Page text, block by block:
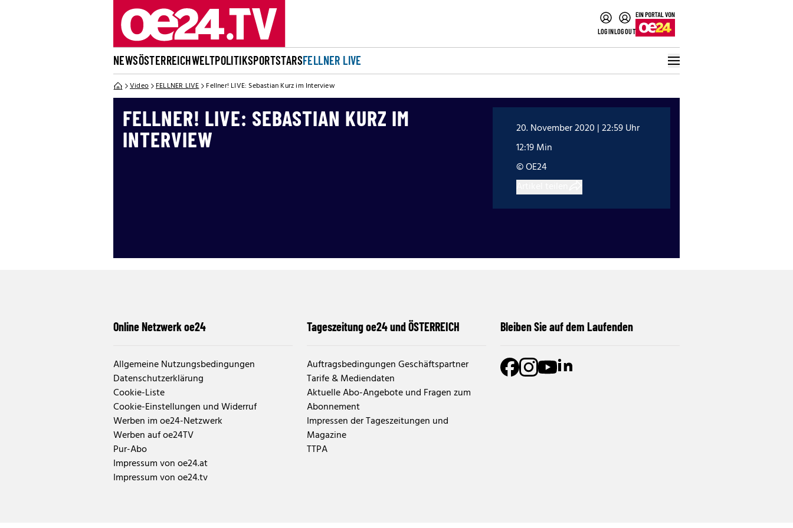
LOGINLOGOUT
NEWSÖSTERREICHWELTPOLITIKSPORTSTARSFELLNER LIVE
Video FELLNER LIVE Fellner! LIVE: Sebastian Kurz im Interview
FELLNER! LIVE: SEBASTIAN KURZ IM
INTERVIEW
20. November 2020 | 22:59 Uhr
12:19 Min
© OE24
Online Netzwerk oe24
Allgemeine Nutzungsbedingungen
Datenschutzerklärung
Cookie-Liste
Cookie-Einstellungen und Widerruf
Werben im oe24-Netzwerk
Werben auf oe24TV
Pur-Abo
Impressum von oe24.at
Impressum von oe24.tv
Tageszeitung oe24 und ÖSTERREICH
Auftragsbedingungen Geschäftspartner
Tarife & Mediendaten
Aktuelle Abo-Angebote und Fragen zum
Abonnement
Impressen der Tageszeitungen und
Magazine
TTPA
Bleiben Sie auf dem Laufenden